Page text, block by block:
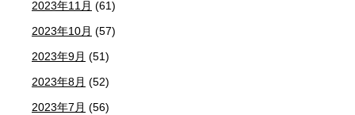
2023年11月 (61)
2023年10月 (57)
2023年9月 (51)
2023年8月 (52)
2023年7月 (56)